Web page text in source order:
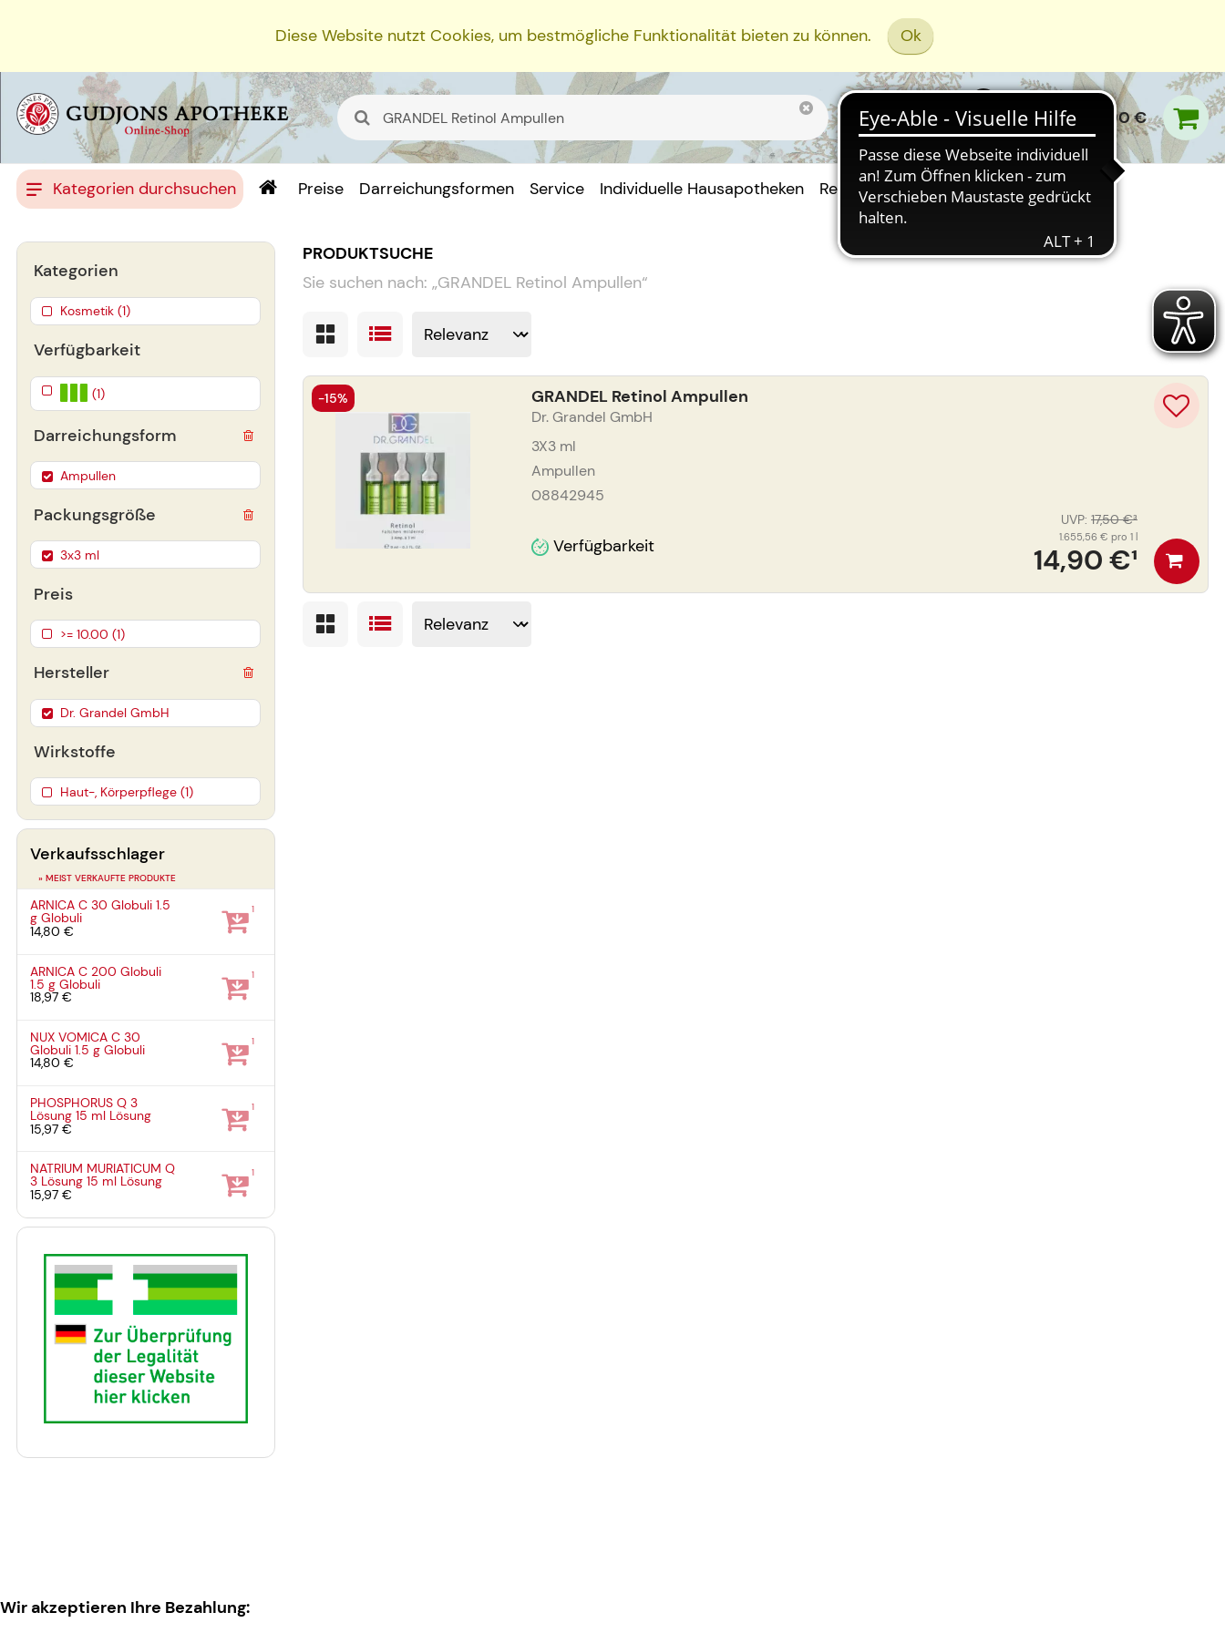
Diese Website nutzt Cookies, um bestmögliche Funktionalität bieten zu können. Ok
0,00 €
Kategorien durchsuchen Preise Darreichungsformen Service Individuelle Hausapotheken Rezept Einreichen
PRODUKTSUCHE
Sie suchen nach: „GRANDEL Retinol Ampullen“
GRANDEL Retinol Ampullen
Dr. Grandel GmbH
3X3 ml
Ampullen
08842945
Verfügbarkeit 14,90 €¹
UVP: 17,50 €³
1.655,56 € pro 1 l
-15%
Verfügbarkeit
(1)
Darreichungsform
Ampullen
Packungsgröße
3x3 ml
Preis
>= 10.00 (1)
Hersteller
Dr. Grandel GmbH
Wirkstoffe
Haut-, Körperpflege (1)
Kategorien
Kosmetik (1)
Verkaufsschlager
» MEIST VERKAUFTE PRODUKTE
ARNICA C 30 Globuli1.5
gGlobuli
14,80 €
1
ARNICA C 200 Globuli
1.5 gGlobuli
18,97 €
1
NUX VOMICA C 30
Globuli1.5 gGlobuli
14,80 €
1
PHOSPHORUS Q 3
Lösung15 ml Lösung
15,97 €
1
NATRIUM MURIATICUM Q
3 Lösung15 ml Lösung
15,97 €
1
Wir akzeptieren Ihre Bezahlung: